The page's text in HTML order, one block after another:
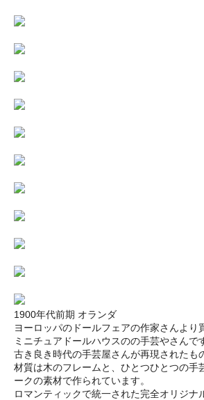
1900年代前期 オランダ
ヨーロッパのドールフェアの作家さんより
ミニチュアドールハウスのの手芸やさんで
古き良き時代の手芸屋さんが再現されたも
材質は木のフレームと、ひとつひとつの手
ークの素材で作られています。
ロマンティックで統一された完全オリジナ